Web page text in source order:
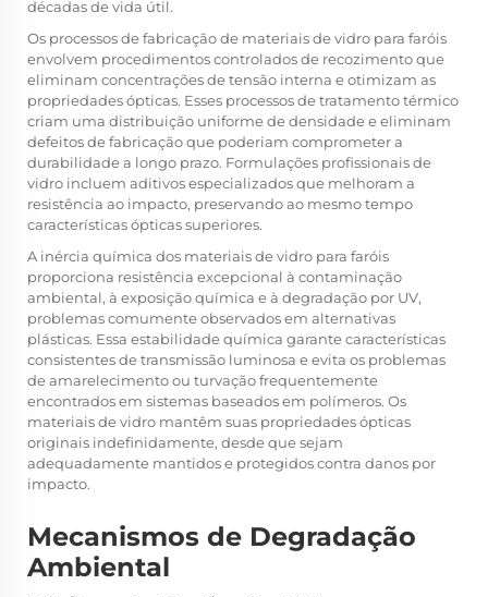
décadas de vida útil.
Os processos de fabricação de materiais de vidro para faróis
envolvem procedimentos controlados de recozimento que
eliminam concentrações de tensão interna e otimizam as
propriedades ópticas. Esses processos de tratamento térmico
criam uma distribuição uniforme de densidade e eliminam
defeitos de fabricação que poderiam comprometer a
durabilidade a longo prazo. Formulações profissionais de
vidro incluem aditivos especializados que melhoram a
resistência ao impacto, preservando ao mesmo tempo
características ópticas superiores.
A inércia química dos materiais de vidro para faróis
proporciona resistência excepcional à contaminação
ambiental, à exposição química e à degradação por UV,
problemas comumente observados em alternativas
plásticas. Essa estabilidade química garante características
consistentes de transmissão luminosa e evita os problemas
de amarelecimento ou turvação frequentemente
encontrados em sistemas baseados em polímeros. Os
materiais de vidro mantêm suas propriedades ópticas
originais indefinidamente, desde que sejam
adequadamente mantidos e protegidos contra danos por
impacto.
Mecanismos de Degradação
Ambiental